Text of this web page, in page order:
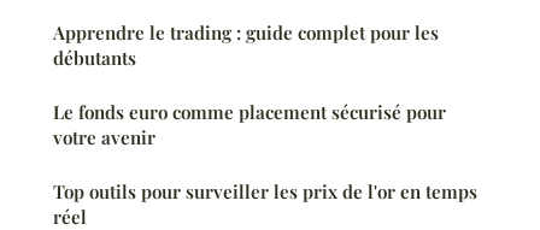
Apprendre le trading : guide complet pour les
débutants
Le fonds euro comme placement sécurisé pour
votre avenir
Top outils pour surveiller les prix de l'or en temps
réel